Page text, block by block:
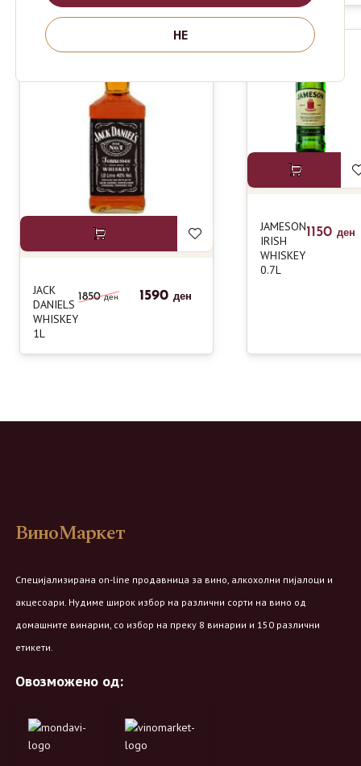
-14%
JACK
DANIELS
WHISKEY
1L
1850ден 1590 ден
JAMESON
IRISH
WHISKEY
0.7L
1150 ден
ВиноМаркет
Специјализирана on-line продавница за вино, алкохолни пијалоци и
акцесоари. Нудиме широк избор на различни сорти на вино од
домашните винарии, со избор на преку 8 винарии и 150 различни
етикети.
Овозможено од:
НЕ